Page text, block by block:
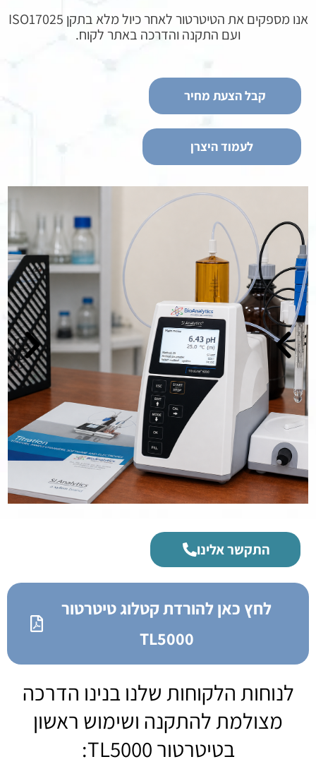
אנו מספקים את הטיטרטור לאחר כיול מלא בתקן ISO17025
ועם התקנה והדרכה באתר לקוח.
קבל הצעת מחיר
לעמוד היצרן
התקשר אלינו
לחץ כאן להורדת קטלוג טיטרטור
TL5000
לנוחות הלקוחות שלנו בנינו הדרכה
מצולמת להתקנה ושימוש ראשון
בטיטרטור TL5000: